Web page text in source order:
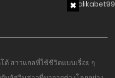
ต้ สาวแกลที่ใช้ชีวิตแบบเรื่อย ๆ